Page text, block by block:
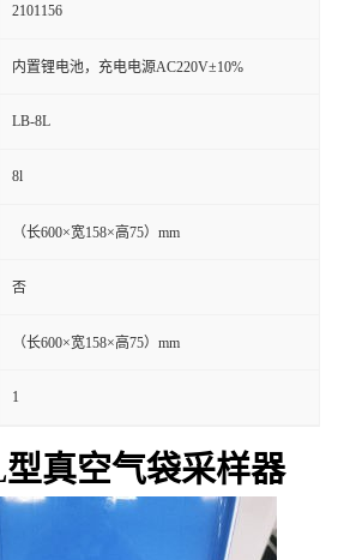
2101156
内置锂电池，充电电源AC220V±10%
LB-8L
8l
（长600×宽158×高75）mm
否
（长600×宽158×高75）mm
1
真空气袋采样器